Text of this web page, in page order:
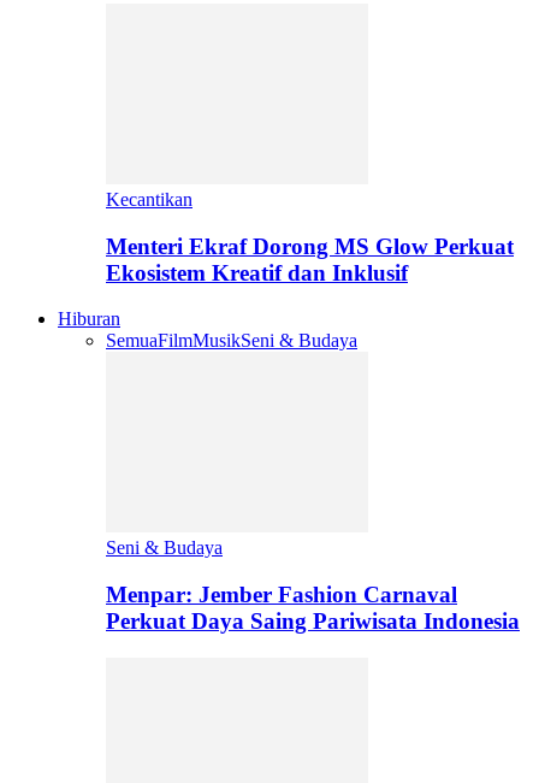
Kecantikan
Menteri Ekraf Dorong MS Glow Perkuat
Ekosistem Kreatif dan Inklusif
Hiburan
SemuaFilmMusikSeni & Budaya
Seni & Budaya
Menpar: Jember Fashion Carnaval
Perkuat Daya Saing Pariwisata Indonesia